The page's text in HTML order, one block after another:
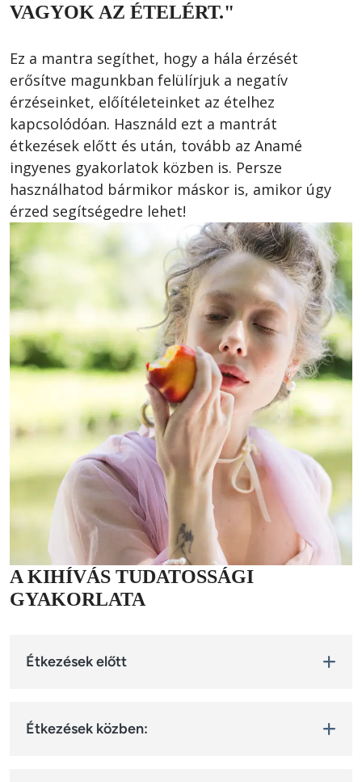
VAGYOK AZ ÉTELÉRT."
Ez a mantra segíthet, hogy a hála érzését
erősítve magunkban felülírjuk a negatív
érzéseinket, előítéleteinket az ételhez
kapcsolódóan. Használd ezt a mantrát
étkezések előtt és után, tovább az Anamé
ingyenes gyakorlatok közben is. Persze
használhatod bármikor máskor is, amikor úgy
érzed segítségedre lehet!
A KIHÍVÁS TUDATOSSÁGI
GYAKORLATA
Étkezések előtt
Étkezések közben: